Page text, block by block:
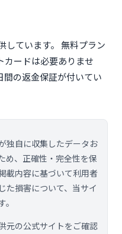
しています。 無料プラン
カードは必要ありませ
間の返金保証が付いてい
独自に収集したデータお
め、正確性・完全性を保
載内容に基づいて利用者
た損害について、当サイ
元の公式サイトをご確認